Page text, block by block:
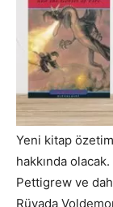
Yeni kitap özetim
hakkında
Pettigrew ve
Rüyada